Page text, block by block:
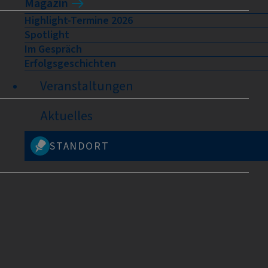
Magazin
Highlight-Termine 2026
Spotlight
Im Gespräch
Erfolgsgeschichten
Veranstaltungen
Aktuelles
STANDORT